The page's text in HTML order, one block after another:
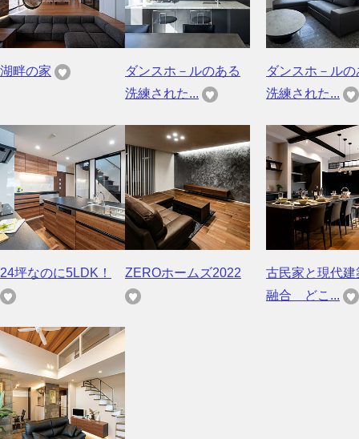
湖畔の家
ダンスホ－ルのある
洗練された...
ダンスホ－ルの
洗練された...
24坪なのに5LDK！ ZEROホームズ2022
古民家と現代建
融合 どこ...